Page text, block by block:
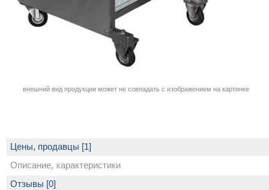
внешний вид продукции может не совпадать с изображением на картинке
Цены, продавцы [1]
Описание, характеристики
Отзывы [0]